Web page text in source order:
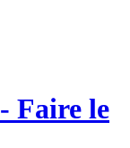
Faire le